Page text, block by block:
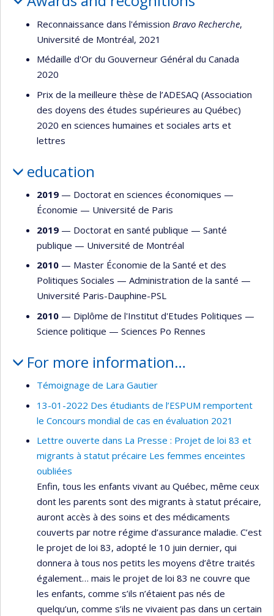
Reconnaissance dans l'émission Bravo Recherche,
Université de Montréal, 2021
Médaille d'Or du Gouverneur Général du Canada
2020
Prix de la meilleure thèse de l’ADESAQ (Association
des doyens des études supérieures au Québec)
2020 en sciences humaines et sociales arts et
lettres
education
2019 — Doctorat en sciences économiques —
Économie — Université de Paris
2019 — Doctorat en santé publique — Santé
publique — Université de Montréal
2010 — Master Économie de la Santé et des
Politiques Sociales — Administration de la santé —
Université Paris-Dauphine-PSL
2010 — Diplôme de l'Institut d'Etudes Politiques —
Science politique — Sciences Po Rennes
For more information…
Témoignage de Lara Gautier
13-01-2022 Des étudiants de l’ESPUM remportent
le Concours mondial de cas en évaluation 2021
Lettre ouverte dans La Presse : Projet de loi 83 et
migrants à statut précaire Les femmes enceintes
oubliées
Enfin, tous les enfants vivant au Québec, même ceux
dont les parents sont des migrants à statut précaire,
auront accès à des soins et des médicaments
couverts par notre régime d’assurance maladie. C’est
le projet de loi 83, adopté le 10 juin dernier, qui
donnera à tous nos petits les moyens d’être traités
également… mais le projet de loi 83 ne couvre que
les enfants, comme s’ils n’étaient pas nés de
quelqu’un, comme s’ils ne vivaient pas dans un certain